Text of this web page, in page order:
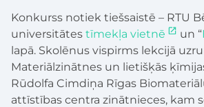
Konkurss notiek tiešsaistē – RTU
universitātes tīmekļa vietnē un “
lapā. Skolēnus vispirms lekcijā
Materiālzinātnes un lietišķās
Rūdolfa Cimdiņa Rīgas
attīstības centra zinātnieces, kam